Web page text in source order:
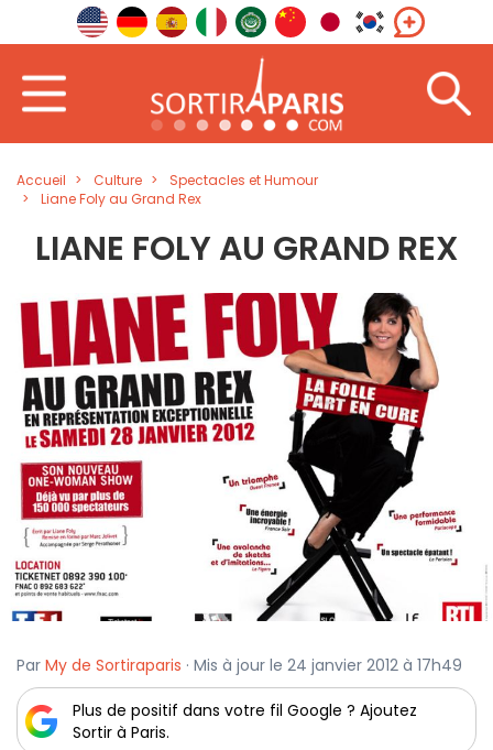
Accueil Culture
Spectacles et Humour
Liane Foly au Grand Rex
LIANE FOLY AU GRAND REX
Par My de Sortiraparis · Mis à jour le 24 janvier 2012 à 17h49
Plus de positif dans votre fil Google ? Ajoutez
Sortir à Paris.